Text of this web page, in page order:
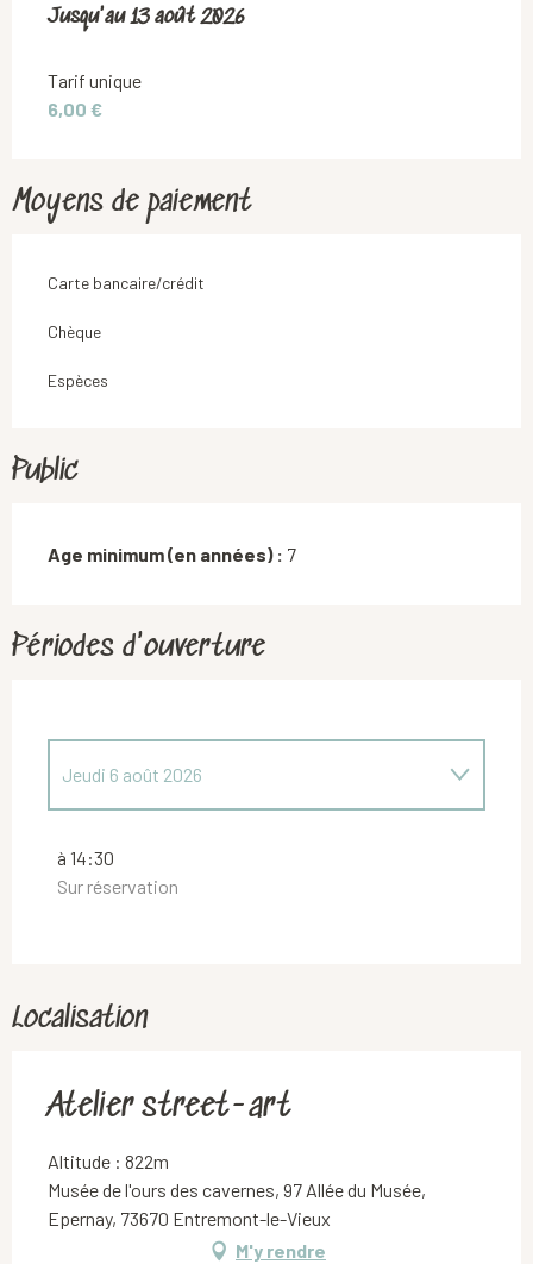
Du9 juillet 2026au13 août 2026
Jusqu'au13 août 2026
Tarif unique
6,00 €
Moyens de paiement
Carte bancaire/crédit
Chèque
Espèces
Public
Age minimum (en années) : 7
Périodes d'ouverture
Jeudi 6 août 2026
à 14:30
Sur réservation
Localisation
Atelier street-art
Altitude : 822m
Musée de l'ours des cavernes, 97 Allée du Musée,
Epernay, 73670 Entremont-le-Vieux
M'y rendre